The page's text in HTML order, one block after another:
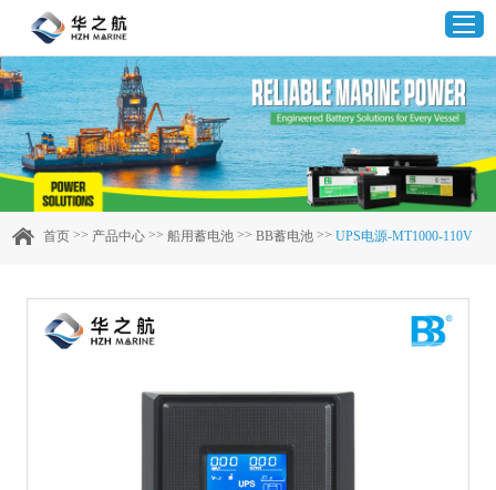
首页
产品中心
新闻资讯
联系我们
首页 >> 产品中心 >>船用蓄电池 >>BB蓄电池 >>UPS电源-MT1000-110V